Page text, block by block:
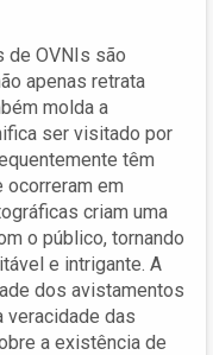
de OVNIs são
apenas retrata
molda a
ser visitado por
têm
em
criam uma
o público, tornando
e intrigante. A
dos avistamentos
veracidade das
a existência de